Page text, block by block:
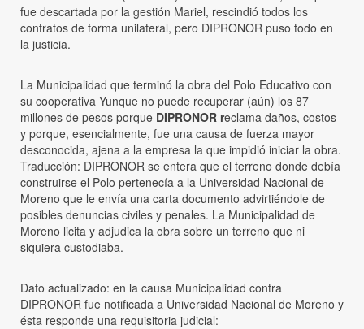
fue descartada por la gestión Mariel, rescindió todos los
contratos de forma unilateral, pero DIPRONOR puso todo en
la justicia.
La Municipalidad que terminó la obra del Polo Educativo con
su cooperativa Yunque no puede recuperar (aún) los 87
millones de pesos porque DIPRONOR reclama daños, costos
y porque, esencialmente, fue una causa de fuerza mayor
desconocida, ajena a la empresa la que impidió iniciar la obra.
Traducción: DIPRONOR se entera que el terreno donde debía
construirse el Polo pertenecía a la Universidad Nacional de
Moreno que le envía una carta documento advirtiéndole de
posibles denuncias civiles y penales. La Municipalidad de
Moreno licita y adjudica la obra sobre un terreno que ni
siquiera custodiaba.
Dato actualizado: en la causa Municipalidad contra
DIPRONOR fue notificada a Universidad Nacional de Moreno y
ésta responde una requisitoria judicial: